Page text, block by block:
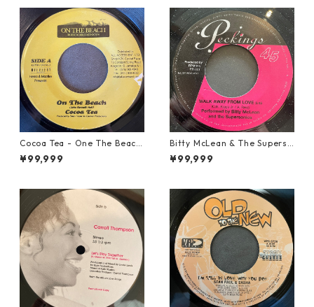
Cocoa Tea - One The Beach
【7-21919】
¥99,999
Bitty McLean & The Superso
nics - Walk Away From Love
【7-21989】
¥99,999